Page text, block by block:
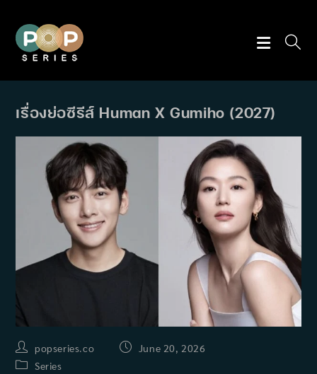
content
เรื่องย่อซีรีส์ Human X Gumiho (2027)
Post
author:
popseries.co
Post June 20, 2026
PostSeries